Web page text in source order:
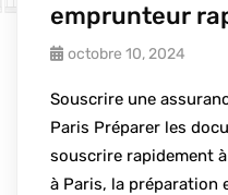
emprunteur
octobre 10, 2024
Souscrire une
Paris Préparer les
souscrire rapidement
à Paris, la préparation